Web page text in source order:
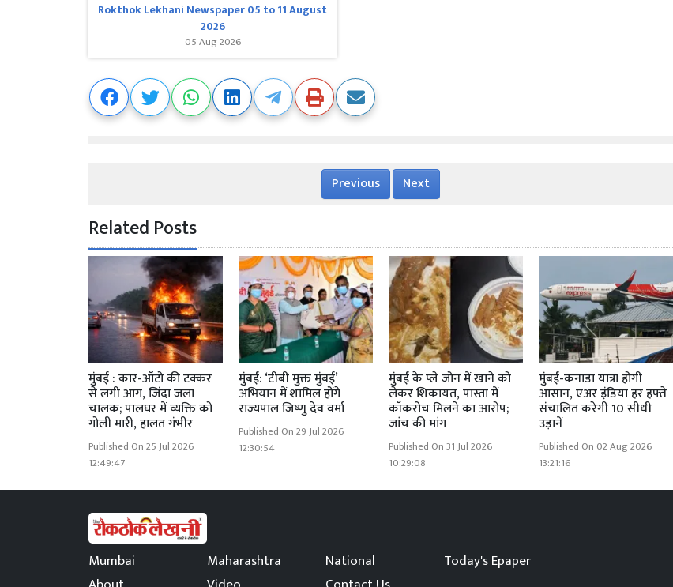
Rokthok Lekhani Newspaper 05 to 11 August
2026
05 Aug 2026
Previous Next
Related Posts
मुंबई : कार-ऑटो की टक्कर
से लगी आग, जिंदा जला
चालक; पालघर में व्यक्ति को
गोली मारी, हालत गंभीर
Published On 25 Jul 2026
12:49:47
मुंबई: ‘टीबी मुक्त मुंबई’
अभियान में शामिल होंगे
राज्यपाल जिष्णु देव वर्मा
Published On 29 Jul 2026
12:30:54
मुंबई के प्ले जोन में खाने को
लेकर शिकायत, पास्ता में
कॉकरोच मिलने का आरोप;
जांच की मांग
Published On 31 Jul 2026
10:29:08
मुंबई-कनाडा यात्रा होगी
आसान, एअर इंडिया हर हफ्ते
संचालित करेगी 10 सीधी
उड़ानें
Published On 02 Aug 2026
13:21:16
Mumbai Maharashtra National
Today's Epaper